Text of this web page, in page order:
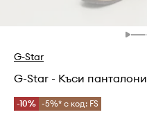
G-Star
G-Star - Къси панталони
-10% -5%* с код: FS